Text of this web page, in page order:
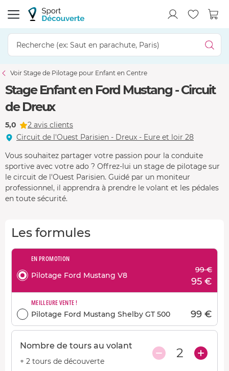
Voir Stage de Pilotage pour Enfant en Centre
Stage Enfant en Ford Mustang - Circuit
de Dreux
5,0
2 avis clients
Circuit de l'Ouest Parisien - Dreux - Eure et loir 28
Vous souhaitez partager votre passion pour la conduite
sportive avec votre ado ? Offrez-lui un stage de pilotage sur
le circuit de l'Ouest Parisien. Guidé par un moniteur
professionnel, il apprendra à prendre le volant et les pédales
en toute sécurité.
Les formules
EN PROMOTION
Pilotage Ford Mustang V8
99 €
95 €
MEILLEURE VENTE !
Pilotage Ford Mustang Shelby GT 500 99 €
Nombre de tours au volant
+ 2 tours de découverte
2